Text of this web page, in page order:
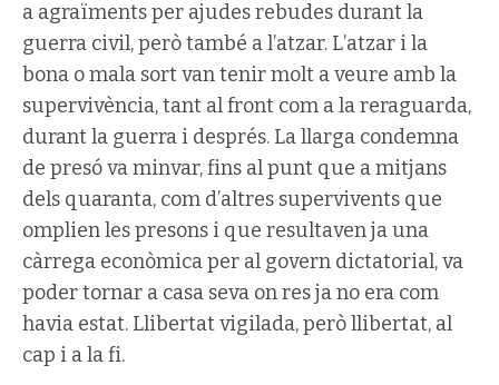
a agraïments per ajudes rebudes durant la
guerra civil, però també a l’atzar. L’atzar i la
bona o mala sort van tenir molt a veure amb la
supervivència, tant al front com a la reraguarda,
durant la guerra i després. La llarga condemna
de presó va minvar, fins al punt que a mitjans
dels quaranta, com d’altres supervivents que
omplien les presons i que resultaven ja una
càrrega econòmica per al govern dictatorial, va
poder tornar a casa seva on res ja no era com
havia estat. Llibertat vigilada, però llibertat, al
cap i a la fi.